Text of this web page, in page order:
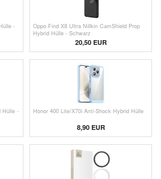
-
Oppo Find X8 Ultra Nillkin CamShield Prop
Hybrid Hülle - Schwarz
20,50 EUR
Hülle -
Honor 400 Lite/X70i Anti-Shock Hybrid Hülle
8,90 EUR